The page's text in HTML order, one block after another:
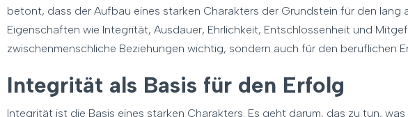
betont, dass der Aufbau eines starken Charakters der Grundstein für den lang
Eigenschaften wie Integrität, Ausdauer, Ehrlichkeit, Entschlossenheit und
zwischenmenschliche Beziehungen wichtig, sondern auch für den beruflichen
Integrität als Basis für den Erfolg
Integrität ist die Basis eines starken Charakters. Es geht darum, das zu tun,